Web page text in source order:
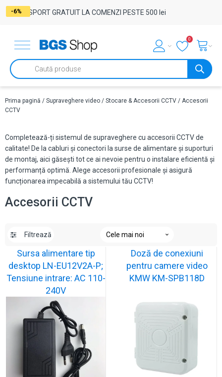
TRANSPORT GRATUIT LA COMENZI PESTE 500 lei
0
Products
search
Prima pagină / Supraveghere video / Stocare & Accesorii CCTV / Accesorii
CCTV
Completează-ți sistemul de supraveghere cu accesorii CCTV de
calitate! De la cabluri și conectori la surse de alimentare și suporturi
de montaj, aici găsești tot ce ai nevoie pentru o instalare eficientă și
performanță optimă. Alege accesorii profesionale și asigură
funcționarea impecabilă a sistemului tău CCTV!
Accesorii CCTV
Filtrează
Sursa alimentare tip
desktop LN-EU12V2A-P;
Tensiune intrare: AC 110-
240V
Doză de conexiuni
pentru camere video
KMW KM-SPB118D
-21%
-6%
-22%
-15%
-20%
-21%
-6%